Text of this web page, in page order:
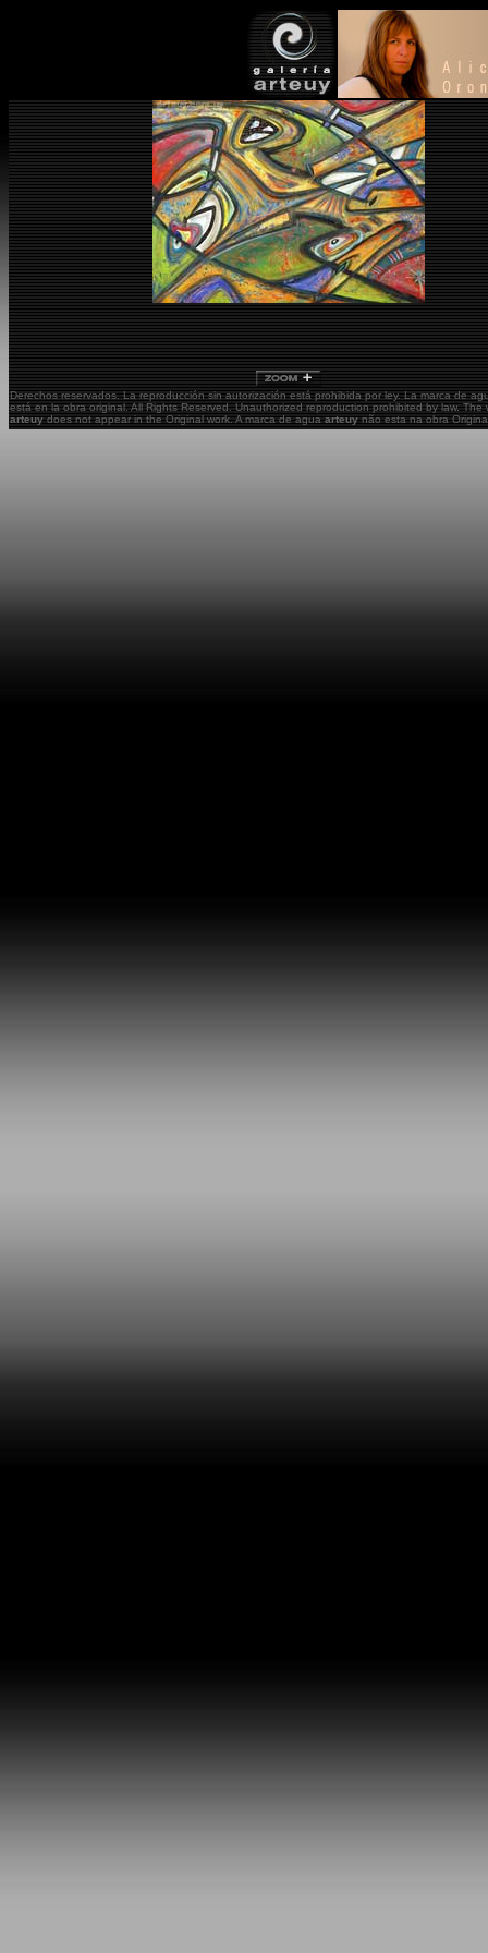
Derechos reservados. La reproducción sin autorización está prohibida por ley. La marca de
está en la obra original.All Rights Reserved. Unauthorized reproduction prohibited by law. The
arteuydoes not appear in the Original work. A marca de aguaarteuynão esta na obra